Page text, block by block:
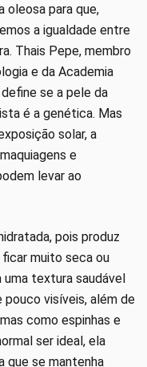
oleosa para que,
a igualdade entre
Thais Pepe, membro
e da Academia
se a pele da
é a genética. Mas
solar, a
e
levar ao
pois produz
muito seca ou
textura saudável
pouco visíveis, além de
como espinhas e
ser ideal, ela
que se mantenha